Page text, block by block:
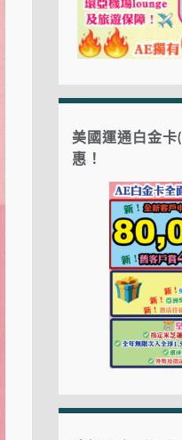
美國運通白金卡
惠！